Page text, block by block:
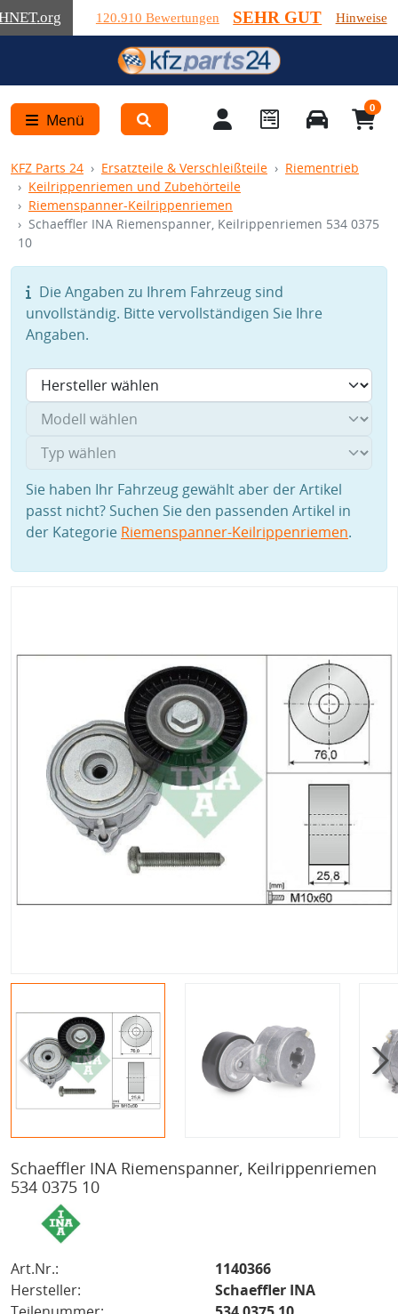
.org 120.910 Bewertungen SEHR GUT Hinweise
Menü
0
KFZ Parts 24 Ersatzteile & Verschleißteile
Riementrieb
Keilrippenriemen und Zubehörteile
Riemenspanner-Keilrippenriemen
Schaeffler INA Riemenspanner, Keilrippenriemen 534 0375
10
Die Angaben zu Ihrem Fahrzeug sind
unvollständig. Bitte vervollständigen Sie Ihre
Angaben.
Sie haben Ihr Fahrzeug gewählt aber der Artikel
passt nicht? Suchen Sie den passenden Artikel in
der Kategorie Riemenspanner-Keilrippenriemen.
Schaeffler INA Riemenspanner, Keilrippenriemen
534 0375 10
Art.Nr.:
1140366
Hersteller:
Schaeffler INA